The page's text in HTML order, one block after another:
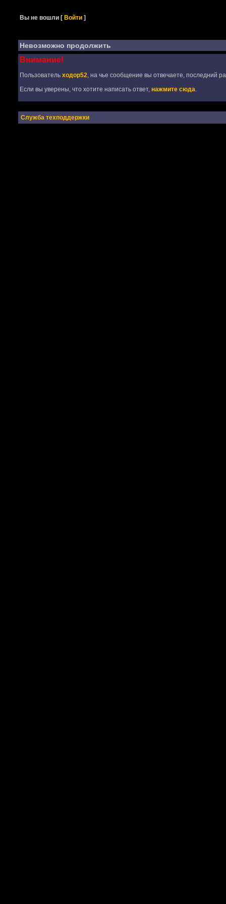
Вы не вошли [Войти ]
Невозможно продолжить
Внимание!
Пользователь ходор52, на чье сообщение вы отвечаете, последний
Если вы уверены, что хотите написать ответ, нажмите сюда.
Служба техподдержки